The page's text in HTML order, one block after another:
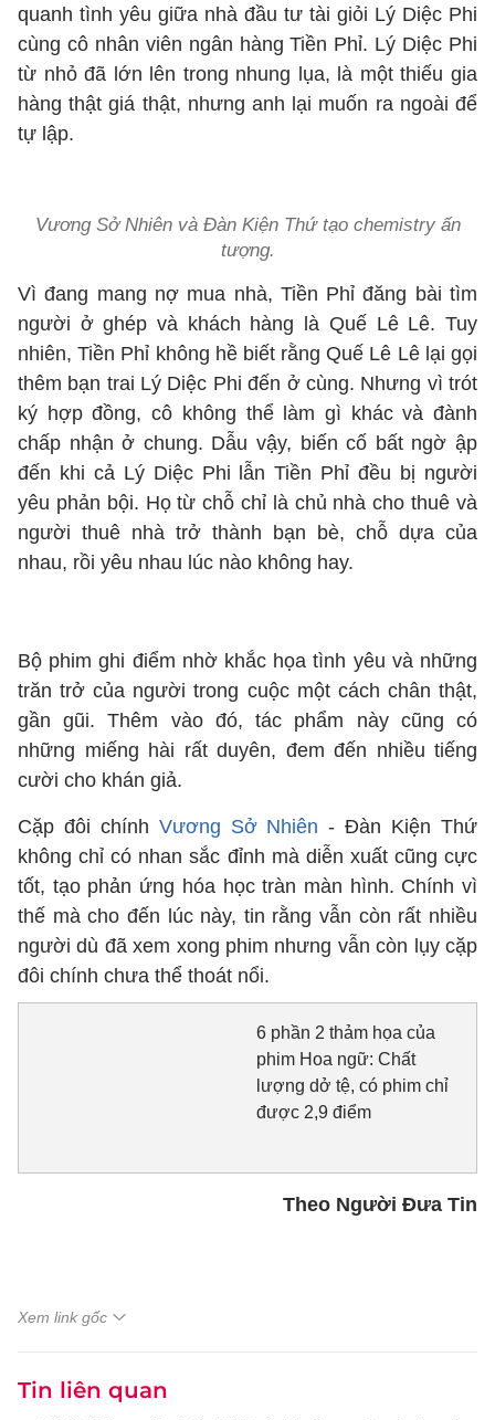
quanh tình yêu giữa nhà đầu tư tài giỏi Lý Diệc Phi
cùng cô nhân viên ngân hàng Tiền Phỉ. Lý Diệc Phi
từ nhỏ đã lớn lên trong nhung lụa, là một thiếu gia
hàng thật giá thật, nhưng anh lại muốn ra ngoài để
tự lập.
Vương Sở Nhiên và Đàn Kiện Thứ tạo chemistry ấn
tượng.
Vì đang mang nợ mua nhà, Tiền Phỉ đăng bài tìm
người ở ghép và khách hàng là Quế Lê Lê. Tuy
nhiên, Tiền Phỉ không hề biết rằng Quế Lê Lê lại gọi
thêm bạn trai Lý Diệc Phi đến ở cùng. Nhưng vì trót
ký hợp đồng, cô không thể làm gì khác và đành
chấp nhận ở chung. Dẫu vậy, biến cố bất ngờ ập
đến khi cả Lý Diệc Phi lẫn Tiền Phỉ đều bị người
yêu phản bội. Họ từ chỗ chỉ là chủ nhà cho thuê và
người thuê nhà trở thành bạn bè, chỗ dựa của
nhau, rồi yêu nhau lúc nào không hay.
Bộ phim ghi điểm nhờ khắc họa tình yêu và những
trăn trở của người trong cuộc một cách chân thật,
gần gũi. Thêm vào đó, tác phẩm này cũng có
những miếng hài rất duyên, đem đến nhiều tiếng
cười cho khán giả.
Cặp đôi chính Vương Sở Nhiên - Đàn Kiện Thứ
không chỉ có nhan sắc đỉnh mà diễn xuất cũng cực
tốt, tạo phản ứng hóa học tràn màn hình. Chính vì
thế mà cho đến lúc này, tin rằng vẫn còn rất nhiều
người dù đã xem xong phim nhưng vẫn còn lụy cặp
đôi chính chưa thể thoát nổi.
6 phần 2 thảm họa của
phim Hoa ngữ: Chất
lượng dở tệ, có phim chỉ
được 2,9 điểm
Theo Người Đưa Tin
Xem link gốc
Tin liên quan